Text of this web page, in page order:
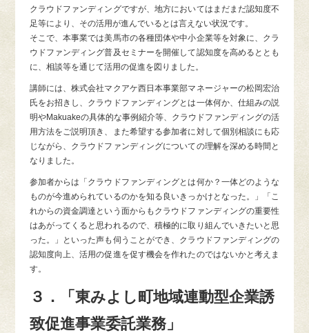
クラウドファンディングですが、地方においてはまだまだ認知度不
足等により、その活用が進んでいるとは言えない状況です。
そこで、本事業では美馬市の各種団体や中小企業等を対象に、クラ
ウドファンディング普及セミナーを開催して認知度を高めるととも
に、相談等を通じて活用の促進を図りました。
講師には、株式会社マクアケ西日本事業部マネージャーの松岡宏治
氏をお招きし、クラウドファンディングとは一体何か、仕組みの説
明やMakuakeの具体的な事例紹介等、クラウドファンディングの活
用方法をご説明頂き、また希望する参加者に対して個別相談にも応
じながら、クラウドファンディングについての理解を深める時間と
なりました。
参加者からは「クラウドファンディングとは何か？一体どのような
ものが今進められているのかを知る良いきっかけとなった。」「こ
れからの資金調達という面からもクラウドファンディングの重要性
はあがってくると思われるので、積極的に取り組んでいきたいと思
った。」といった声も伺うことができ、クラウドファンディングの
認知度向上、活用の促進を促す機会を作れたのではないかと考えま
す。
３．「東みよし町地域連動型企業誘
致促進事業委託業務」